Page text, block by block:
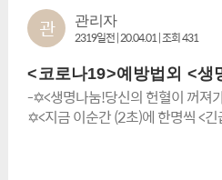
문에 대한 우려를 밝히면서 반론을
(6). 하지만 논문 철회 요구에 대해
않고 있다.(7). 당 연대는 램지어 교
그 어떤 근거나 자료도 논문에서
안의 관련 연구는 그의 주장과는
(8). <주최측특별인터뷰): 명예총
관 관리자
2319일전 | 20.04.01 | 조회 431
-✡<생명나눔!당신의 헌혈이 꺼져
✡<지금 이순간 (2초)에 한명씩 <